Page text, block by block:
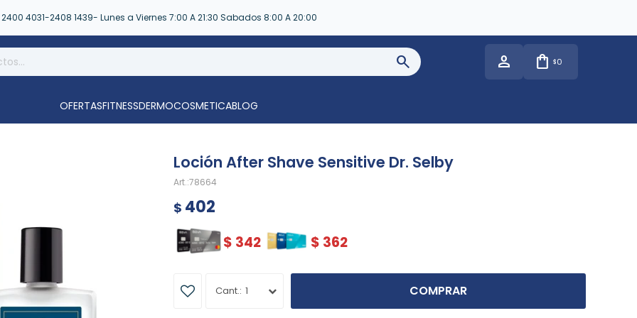
2400 4031-2408 1439- Lunes a Viernes 7:00 A 21:30 Sabados 8:00 A 20:00
$0
OFERTASFITNESSDERMOCOSMETICABLOG
Loción After Shave Sensitive Dr. Selby
78664
$ 402
$ 342 $ 362
1 COMPRAR